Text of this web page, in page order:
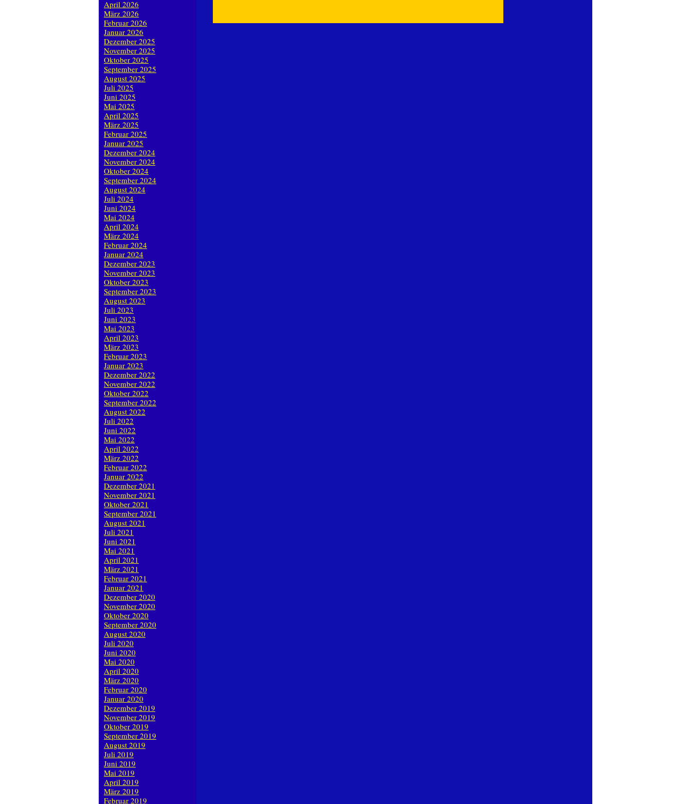
April 2026
März 2026
Februar 2026
Januar 2026
Dezember 2025
November 2025
Oktober 2025
September 2025
August 2025
Juli 2025
Juni 2025
Mai 2025
April 2025
März 2025
Februar 2025
Januar 2025
Dezember 2024
November 2024
Oktober 2024
September 2024
August 2024
Juli 2024
Juni 2024
Mai 2024
April 2024
März 2024
Februar 2024
Januar 2024
Dezember 2023
November 2023
Oktober 2023
September 2023
August 2023
Juli 2023
Juni 2023
Mai 2023
April 2023
März 2023
Februar 2023
Januar 2023
Dezember 2022
November 2022
Oktober 2022
September 2022
August 2022
Juli 2022
Juni 2022
Mai 2022
April 2022
März 2022
Februar 2022
Januar 2022
Dezember 2021
November 2021
Oktober 2021
September 2021
August 2021
Juli 2021
Juni 2021
Mai 2021
April 2021
März 2021
Februar 2021
Januar 2021
Dezember 2020
November 2020
Oktober 2020
September 2020
August 2020
Juli 2020
Juni 2020
Mai 2020
April 2020
März 2020
Februar 2020
Januar 2020
Dezember 2019
November 2019
Oktober 2019
September 2019
August 2019
Juli 2019
Juni 2019
Mai 2019
April 2019
März 2019
Februar 2019